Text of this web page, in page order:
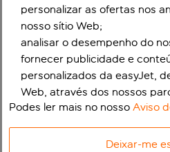
personalizar as ofertas nos
nosso sítio Web;
analisar o desempenho do
fornecer publicidade e
personalizados da easyJet,
Web, através dos nossos
Podes ler mais no nossoAviso
Deixar-me